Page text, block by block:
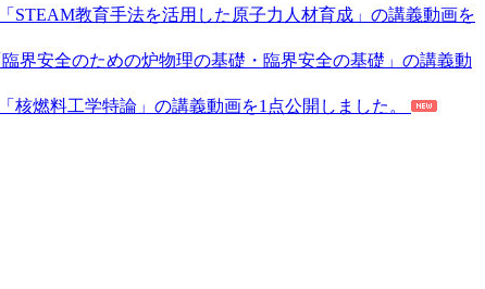
教育手法を活用した原子力人材育成」の講義動画を
界安全のための炉物理の基礎・臨界安全の基礎」の講義動
燃料工学特論」の講義動画を1点公開しました。